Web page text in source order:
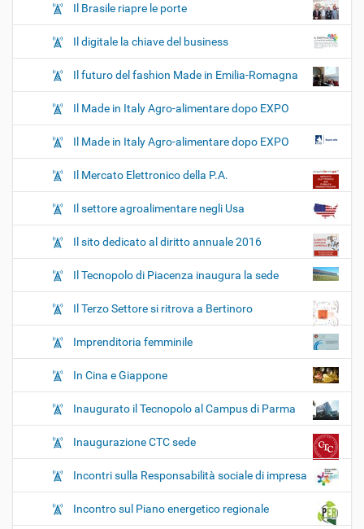
Il Brasile riapre le porte
Il digitale la chiave del business
Il futuro del fashion Made in Emilia-Romagna
Il Made in Italy Agro-alimentare dopo EXPO
Il Made in Italy Agro-alimentare dopo EXPO
Il Mercato Elettronico della P.A.
Il settore agroalimentare negli Usa
Il sito dedicato al diritto annuale 2016
Il Tecnopolo di Piacenza inaugura la sede
Il Terzo Settore si ritrova a Bertinoro
Imprenditoria femminile
In Cina e Giappone
Inaugurato il Tecnopolo al Campus di Parma
Inaugurazione CTC sede
Incontri sulla Responsabilità sociale di impresa
Incontro sul Piano energetico regionale